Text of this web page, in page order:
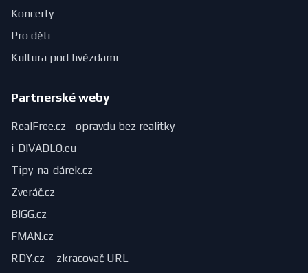
Koncerty
Pro děti
Kultura pod hvězdami
Partnerské weby
RealFree.cz - opravdu bez realitky
i-DIVADLO.eu
Tipy-na-dárek.cz
Zveráč.cz
BIGG.cz
FMAN.cz
RDY.cz – zkracovač URL